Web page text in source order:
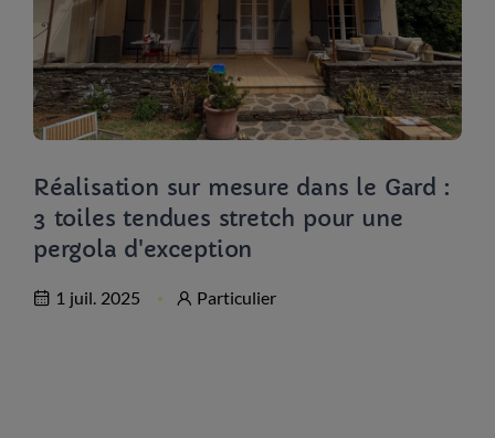
Réalisation sur mesure dans le Gard :
3 toiles tendues stretch pour une
pergola d'exception
1 juil. 2025 Particulier